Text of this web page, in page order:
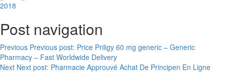
2018
Post navigation
Previous Previous post: Price Priligy 60 mg generic – Generic
Pharmacy – Fast Worldwide Delivery
Next Next post: Pharmacie Approuvé Achat De Principen En Ligne